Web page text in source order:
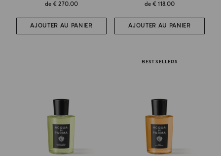
de€ 270.00
AJOUTER AU PANIER
de€ 118.00
AJOUTER AU PANIER
BEST SELLERS